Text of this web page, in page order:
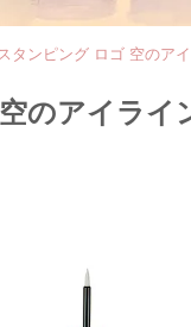
タンピング ロゴ 空のア
のアイライ